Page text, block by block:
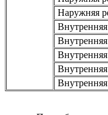
Наружняя